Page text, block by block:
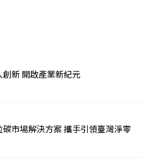
為科技注入創新 開啟產業新紀元
碳市場解決方案 攜手引領臺灣淨零